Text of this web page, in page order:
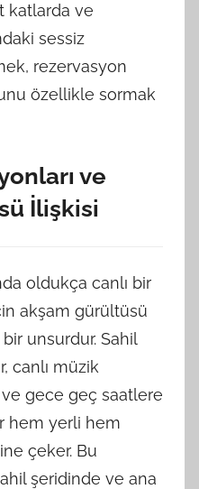
katlarda ve
sessiz
rezervasyon
özellikle sormak
ve
İlişkisi
oldukça canlı bir
akşam gürültüsü
unsurdur. Sahil
canlı müzik
gece geç saatlere
hem yerli hem
çeker. Bu
şeridinde ve ana